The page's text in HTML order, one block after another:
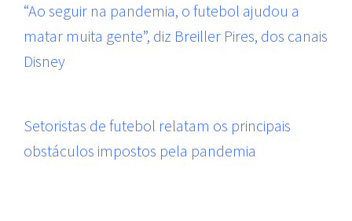
“Ao seguir na pandemia, o futebol ajudou a
matar muita gente”, diz Breiller Pires, dos canais
Disney
Setoristas de futebol relatam os principais
obstáculos impostos pela pandemia